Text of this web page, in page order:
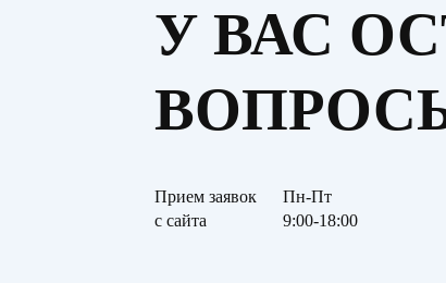
У ВАС
Прием заявок
с сайта
Пн-Пт
9:00-18:00